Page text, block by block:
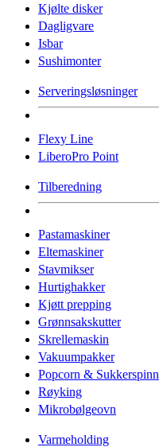
Kjølte disker
Dagligvare
Isbar
Sushimonter
Serveringsløsninger
Flexy Line
LiberoPro Point
Tilberedning
Pastamaskiner
Eltemaskiner
Stavmikser
Hurtighakker
Kjøtt prepping
Grønnsakskutter
Skrellemaskin
Vakuumpakker
Popcorn & Sukkerspinn
Røyking
Mikrobølgeovn
Varmeholding